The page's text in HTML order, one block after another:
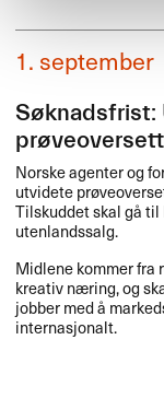
1. september
Søknadsfrist:
Norske agenter og
utvidete
Tilskuddet skal gå
utenlandssalg.
Midlene kommer fra
kreativ næring, og
jobber med å
internasjonalt.